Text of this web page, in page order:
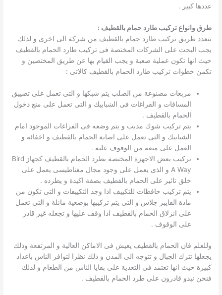
عددها كبير .
طرق وانواع تركيب طارد حمام بالقطيف :
تتعدد طريق تركيب طارد حمام بالقطيف من شركة الى اخرى و لذلك
يجب البحث على الشركات المختصة فى تركيب طارد الحمام بالقطيف
حيث انها تكون عملية صعبة و يجب القيام بها عن طريق المختصين و
تكمن خطوات تركيب طارد الحمام بالقطيف كالاتى :
مربعات مصنوعة من الصلب يتم شبكها و التى تعمل على تضييق
المسافات و الفراغات فى الشبابيك و التى تعمل على منع دخول
الحمام بالقطيف .
يتم تركيب شوك مدبب و يتم وضعه فى الفراغات الموجود امام
الشبابيك و التى تعمل على اصابة الحمام بالقطيف و اخفائه و
العمل على منعه من الوقوف عليه .
تركيب بعض الاجهزة المختصة بطرد الحمام بالقطيف كجهاز Bird
A Way و الذى يعمل على وجود مجال مغناطيسى يعمل على
خلق تاثير على الحمام بالقطيف بصفة اكيدة و يطرده .
يتم تركيب حافظات للتكييف اذا وجد التكييفات و التى تكون من
مادة الفايبر جلاس و التى يتم تركيبها بوضعية مائلة و التى تعمل
على انزلاق الحمام بالقطيف اذا وقف عليها و تجعله غير قادر
على الوقوف .
وللعلم فان الحمام بالقطيف يعيش فى الاماكن العالية و المرتفعة وذلك
يجعلها تترك الجبال و تتوجه الى المدن و ذلك نظرا لتوافر الناس باعداد
كبيرة حيث انها تعتمد فى التغذية على بقايا الناس من الطعام و لذلك
فنحن نبدو قادرون على طرد الحمام بالقطيف .